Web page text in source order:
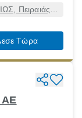
Πειραιάς
Τώρα
ΑΕ